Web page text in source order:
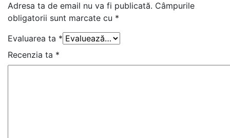
Adresa ta de email nu va fi publicată. Câmpurile
obligatorii sunt marcate cu *
Evaluarea ta *
Recenzia ta *